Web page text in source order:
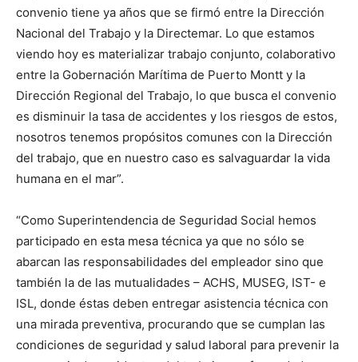
convenio tiene ya años que se firmó entre la Dirección
Nacional del Trabajo y la Directemar. Lo que estamos
viendo hoy es materializar trabajo conjunto, colaborativo
entre la Gobernación Marítima de Puerto Montt y la
Dirección Regional del Trabajo, lo que busca el convenio
es disminuir la tasa de accidentes y los riesgos de estos,
nosotros tenemos propósitos comunes con la Dirección
del trabajo, que en nuestro caso es salvaguardar la vida
humana en el mar”.
“Como Superintendencia de Seguridad Social hemos
participado en esta mesa técnica ya que no sólo se
abarcan las responsabilidades del empleador sino que
también la de las mutualidades – ACHS, MUSEG, IST- e
ISL, donde éstas deben entregar asistencia técnica con
una mirada preventiva, procurando que se cumplan las
condiciones de seguridad y salud laboral para prevenir la